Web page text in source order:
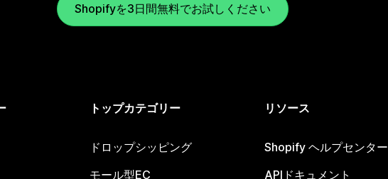
Shopifyを3日間無料でお試しください
トップカテゴリー
ドロップシッピング
モール型EC
リソース
Shopify ヘルプセンター
APIドキュメント